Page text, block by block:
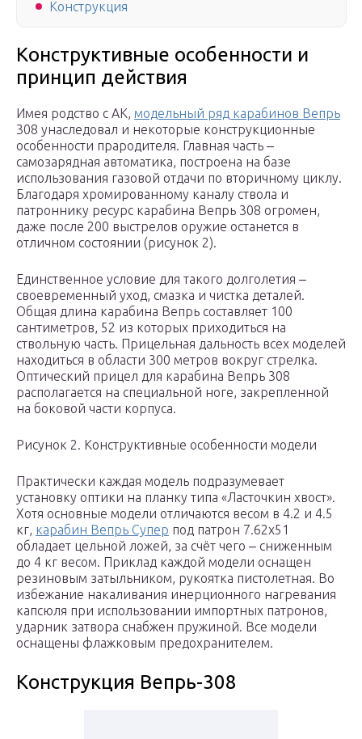
Конструкция
Конструктивные особенности и
принцип действия
Имея родство с АК, модельный ряд карабинов Вепрь
308 унаследовал и некоторые конструкционные
особенности прародителя. Главная часть ‒
самозарядная автоматика, построена на базе
использования газовой отдачи по вторичному циклу.
Благодаря хромированному каналу ствола и
патроннику ресурс карабина Вепрь 308 огромен,
даже после 200 выстрелов оружие останется в
отличном состоянии (рисунок 2).
Единственное условие для такого долголетия ‒
своевременный уход, смазка и чистка деталей.
Общая длина карабина Вепрь составляет 100
сантиметров, 52 из которых приходиться на
ствольную часть. Прицельная дальность всех моделей
находиться в области 300 метров вокруг стрелка.
Оптический прицел для карабина Вепрь 308
располагается на специальной ноге, закрепленной
на боковой части корпуса.
Рисунок 2. Конструктивные особенности модели
Практически каждая модель подразумевает
установку оптики на планку типа «Ласточкин хвост».
Хотя основные модели отличаются весом в 4.2 и 4.5
кг, карабин Вепрь Супер под патрон 7.62х51
обладает цельной ложей, за счёт чего ‒ сниженным
до 4 кг весом. Приклад каждой модели оснащен
резиновым затыльником, рукоятка пистолетная. Во
избежание накаливания инерционного нагревания
капсюля при использовании импортных патронов,
ударник затвора снабжен пружиной. Все модели
оснащены флажковым предохранителем.
Конструкция Вепрь-308